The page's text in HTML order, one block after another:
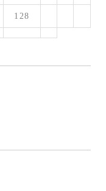
128